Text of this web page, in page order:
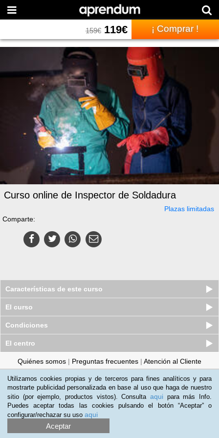
159€119€ ¡ Comprar !
Curso online de Inspector de Soldadura
Plazas limitadas
Comparte:
Características de este curso
El curso
Condiciones
El centro
Utilizamos cookies propias y de terceros para fines analíticos y para
mostrarte publicidad personalizada en base al uso que haga de nuestro
sitio (por ejemplo, productos vistos). Consulta aqui para más Info.
Puedes aceptar todas las cookies pulsando el botón “Aceptar” o
configurar/rechazar su uso aqui
Aceptar
Quiénes somos | Preguntas frecuentes | Atención al Cliente
Promociona tu negocio|Programa de Afiliación
2012-2026 Aprendum
LLámanos:
+34 91 989 0489
Condiciones de uso|